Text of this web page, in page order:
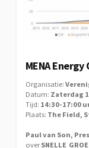
MENA
Organisatie:
Datum: Zaterdag
Tijd: 14:30-17:00
Plaats: The Field,
Paul van Son,
over SNELLE